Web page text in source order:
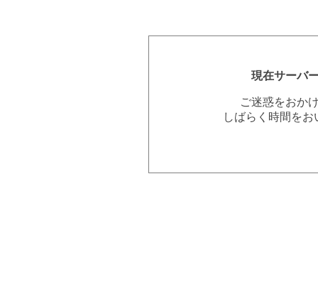
現在サーバ
ご迷惑をおか
しばらく時間を